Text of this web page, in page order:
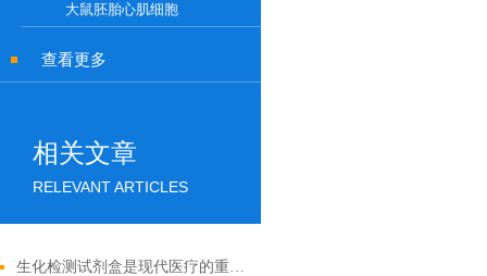
大鼠胚胎心肌细胞
查看更多
相关文章
RELEVANT ARTICLES
生化检测试剂盒是现代医疗的重要工具